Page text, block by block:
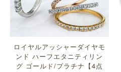
ロイヤルアッシャーダイヤモ
ンド ハーフエタニティリン
グ ゴールド/プラチナ【4点